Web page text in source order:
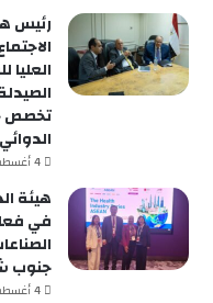
رئيس
تخصص
4 أغسطس، 2026
هيئة
في
جنوب
4 أغسطس، 2026